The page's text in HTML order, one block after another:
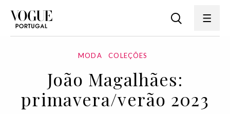
MODA COLEÇÕES
João Magalhães:
primavera/verão 2023